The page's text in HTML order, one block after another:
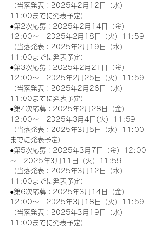
（当落発表：2025年2月12日（水）
11:00までに発表予定）
●第2次応募：2025年2月14日（金）
12:00～　2025年2月18日（火）11:59
（当落発表：2025年2月19日（水）
11:00までに発表予定）
●第3次応募：2025年2月21日（金）
12:00～　2025年2月25日（火）11:59
（当落発表：2025年2月26日（水）
11:00までに発表予定）
●第4次応募：2025年2月28日（金）
12:00～　2025年3月4日(火）11:59
（当落発表：2025年3月5日（水）11:00
までに発表予定）
●第5次応募：2025年3月7日（金）12:00
～　2025年3月11日（火）11:59
（当落発表：2025年3月12日（水）
11:00までに発表予定）
●第6次応募：2025年3月14日（金）
12:00～　2025年3月18日（火）11:59
（当落発表：2025年3月19日（水）
11:00までに発表予定）